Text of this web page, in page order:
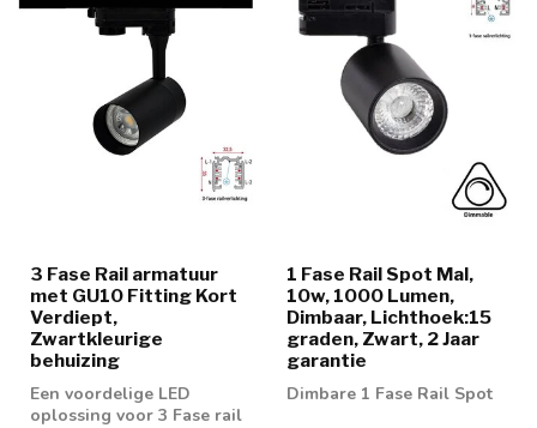
3 Fase Rail armatuur
met GU10 Fitting Kort
Verdiept,
Zwartkleurige
behuizing
Een voordelige LED
oplossing voor 3 Fase rail
1 Fase Rail Spot Mal,
10w, 1000 Lumen,
Dimbaar, Lichthoek:15
graden, Zwart, 2 Jaar
garantie
Dimbare 1 Fase Rail Spot